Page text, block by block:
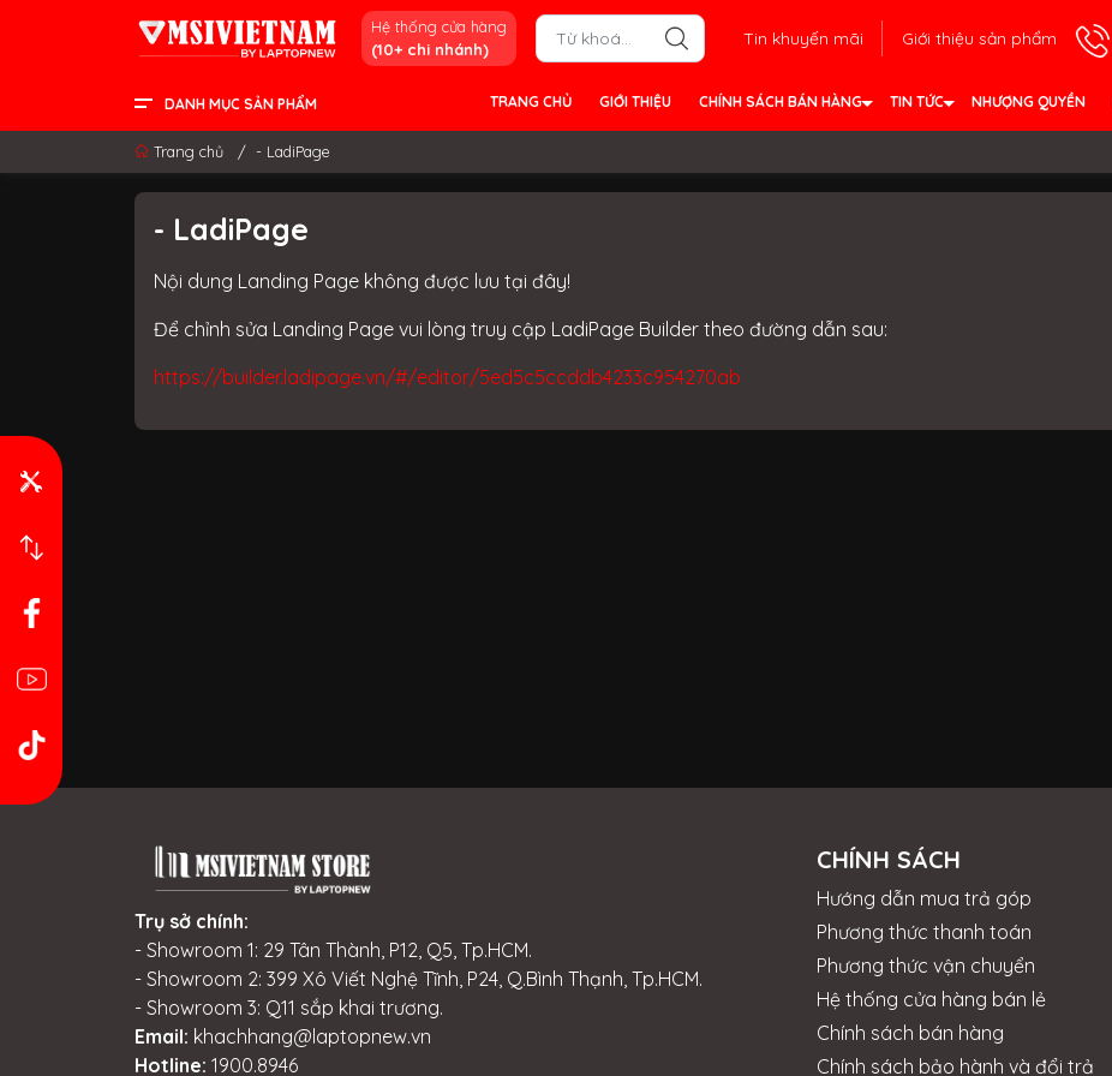
Hệ thống cửa hàng
(10+ chi nhánh)
Tin khuyến mãi Giới thiệu sản phẩm
DANH MỤC SẢN PHẨM TRANG CHỦ GIỚI THIỆU CHÍNH SÁCH BÁN HÀNG TIN TỨC NHƯỢNG QUYỀN
Trang chủ / - LadiPage
- LadiPage
Nội dung Landing Page không được lưu tại đây!
Để chỉnh sửa Landing Page vui lòng truy cập LadiPage Builder theo đường dẫn sau:
https://builder.ladipage.vn/#/editor/5ed5c5ccddb4233c954270ab
Trụ sở chính:
- Showroom 1: 29 Tân Thành, P12, Q5, Tp.HCM.
- Showroom 2: 399 Xô Viết Nghệ Tĩnh, P24, Q.Bình Thạnh, Tp.HCM.
- Showroom 3: Q11 sắp khai trương.
Email: khachhang@laptopnew.vn
Hotline: 1900.8946
CHÍNH SÁCH
Hướng dẫn mua trả góp
Phương thức thanh toán
Phương thức vận chuyển
Hệ thống cửa hàng bán lẻ
Chính sách bán hàng
Chính sách bảo hành và đổi trả